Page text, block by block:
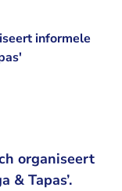
informele
organiseert
& Tapas’.